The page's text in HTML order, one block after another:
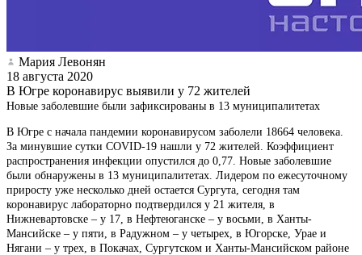
Мария Левонян
18 августа 2020
В Югре коронавирус выявили у 72 жителей
Новые заболевшие были зафиксированы в 13 муниципалитетах
В Югре с начала пандемии коронавирусом заболели 18664 человека.
За минувшие сутки COVID-19 нашли у 72 жителей. Коэффициент
распространения инфекции опустился до 0,77. Новые заболевшие
были обнаружены в 13 муниципалитетах. Лидером по ежесуточному
приросту уже несколько дней остается Сургута, сегодня там
коронавирус лабораторно подтвердился у 21 жителя, в
Нижневартовске – у 17, в Нефтеюганске – у восьми, в Ханты-
Мансийске – у пяти, в Радужном – у четырех, в Югорске, Урае и
Нягани – у трех, в Покачах, Сургутском и Ханты-Мансийском районе